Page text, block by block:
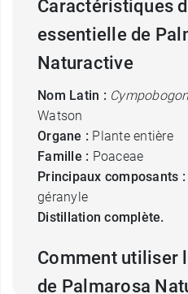
Caractéristiques
essentielle de
Naturactive
Nom Latin :
Watson
Organe : Plante entière
Famille : Poaceae
Principaux composants :
géranyle
Distillation complète.
Comment utiliser
de Palmarosa